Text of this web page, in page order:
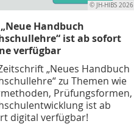
© JH-HIBS 2026
Handbuch
ist ab sofort
verfügbar
„Neues Handbuch
zu Themen wie
Prüfungsformen,
ist ab
digital verfügbar!